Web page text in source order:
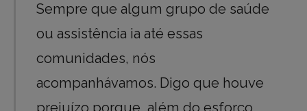
Sempre que algum grupo de saúde
ou assistência ia até essas
comunidades, nós
acompanhávamos. Digo que houve